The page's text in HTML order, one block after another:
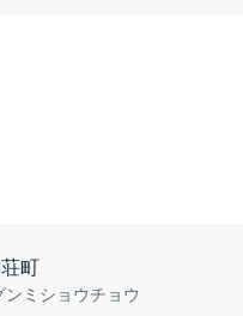
町
ンミショウチョウ